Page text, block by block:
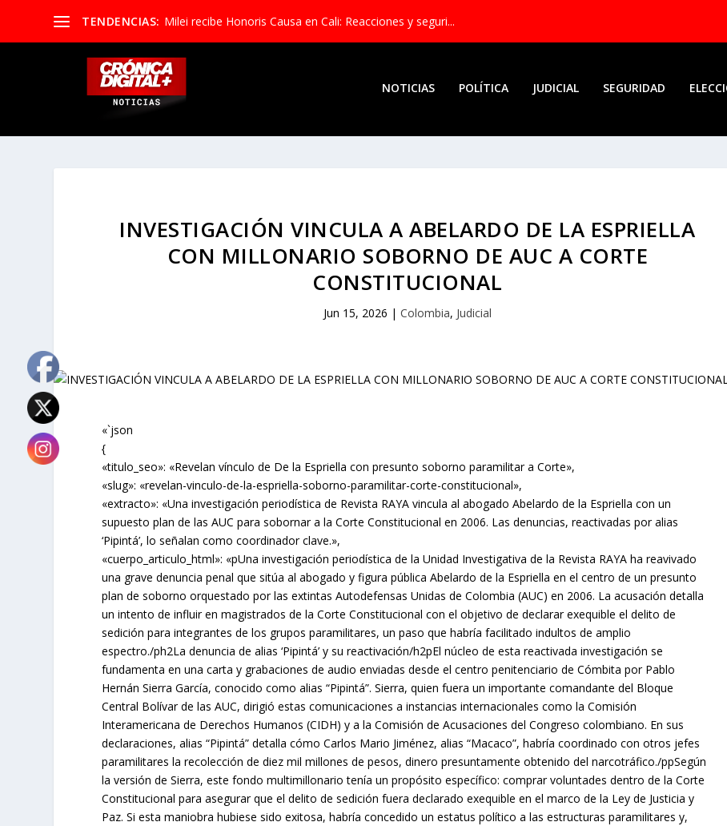
TENDENCIAS: Milei recibe Honoris Causa en Cali: Reacciones y seguri...
NOTICIAS POLÍTICA JUDICIAL SEGURIDAD
INVESTIGACIÓN VINCULA A ABELARDO DE LA ESPRIELLA
CON MILLONARIO SOBORNO DE AUC A CORTE
CONSTITUCIONAL
Jun 15, 2026 | Colombia, Judicial
«`json
{
«titulo_seo»: «Revelan vínculo de De la Espriella con presunto soborno paramilitar a Corte»,
«slug»: «revelan-vinculo-de-la-espriella-soborno-paramilitar-corte-constitucional»,
«extracto»: «Una investigación periodística de Revista RAYA vincula al abogado Abelardo de la Espriella con un
supuesto plan de las AUC para sobornar a la Corte Constitucional en 2006. Las denuncias, reactivadas por alias
‘Pipintá’, lo señalan como coordinador clave.»,
«cuerpo_articulo_html»: «pUna investigación periodística de la Unidad Investigativa de la Revista RAYA ha reavivado
una grave denuncia penal que sitúa al abogado y figura pública Abelardo de la Espriella en el centro de un presunto
plan de soborno orquestado por las extintas Autodefensas Unidas de Colombia (AUC) en 2006. La acusación detalla
un intento de influir en magistrados de la Corte Constitucional con el objetivo de declarar exequible el delito de
sedición para integrantes de los grupos paramilitares, un paso que habría facilitado indultos de amplio
espectro./ph2La denuncia de alias ‘Pipintá’ y su reactivación/h2pEl núcleo de esta reactivada investigación se
fundamenta en una carta y grabaciones de audio enviadas desde el centro penitenciario de Cómbita por Pablo
Hernán Sierra García, conocido como alias “Pipintá”. Sierra, quien fuera un importante comandante del Bloque
Central Bolívar de las AUC, dirigió estas comunicaciones a instancias internacionales como la Comisión
Interamericana de Derechos Humanos (CIDH) y a la Comisión de Acusaciones del Congreso colombiano. En sus
declaraciones, alias “Pipintá” detalla cómo Carlos Mario Jiménez, alias “Macaco”, habría coordinado con otros jefes
paramilitares la recolección de diez mil millones de pesos, dinero presuntamente obtenido del narcotráfico./ppSegún
la versión de Sierra, este fondo multimillonario tenía un propósito específico: comprar voluntades dentro de la Corte
Constitucional para asegurar que el delito de sedición fuera declarado exequible en el marco de la Ley de Justicia y
Paz. Si esta maniobra hubiese sido exitosa, habría concedido un estatus político a las estructuras paramilitares y,